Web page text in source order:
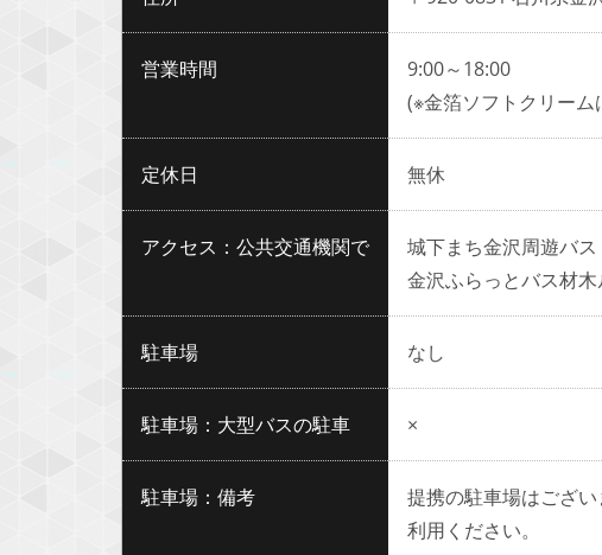
営業時間
9:00～18:00
(※金箔ソフトクリーム
定休日 無休
アクセス：公共交通機関で
城下まち金沢周遊バ
金沢ふらっとバス材
駐車場 なし
駐車場：大型バスの駐車 ×
駐車場：備考
提携の駐車場はござ
利用ください。